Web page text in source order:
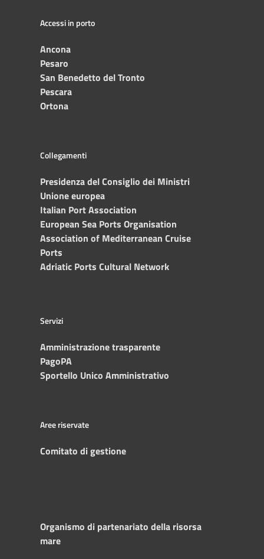
Accessi in porto
Ancona
Pesaro
San Benedetto del Tronto
Pescara
Ortona
Collegamenti
Presidenza del Consiglio dei Ministri
Unione europea
Italian Port Association
European Sea Ports Organisation
Association of Mediterranean Cruise
Ports
Adriatic Ports Cultural Network
Servizi
Amministrazione trasparente
PagoPA
Sportello Unico Amministrativo
Aree riservate
Comitato di gestione
Organismo di partenariato della risorsa
mare